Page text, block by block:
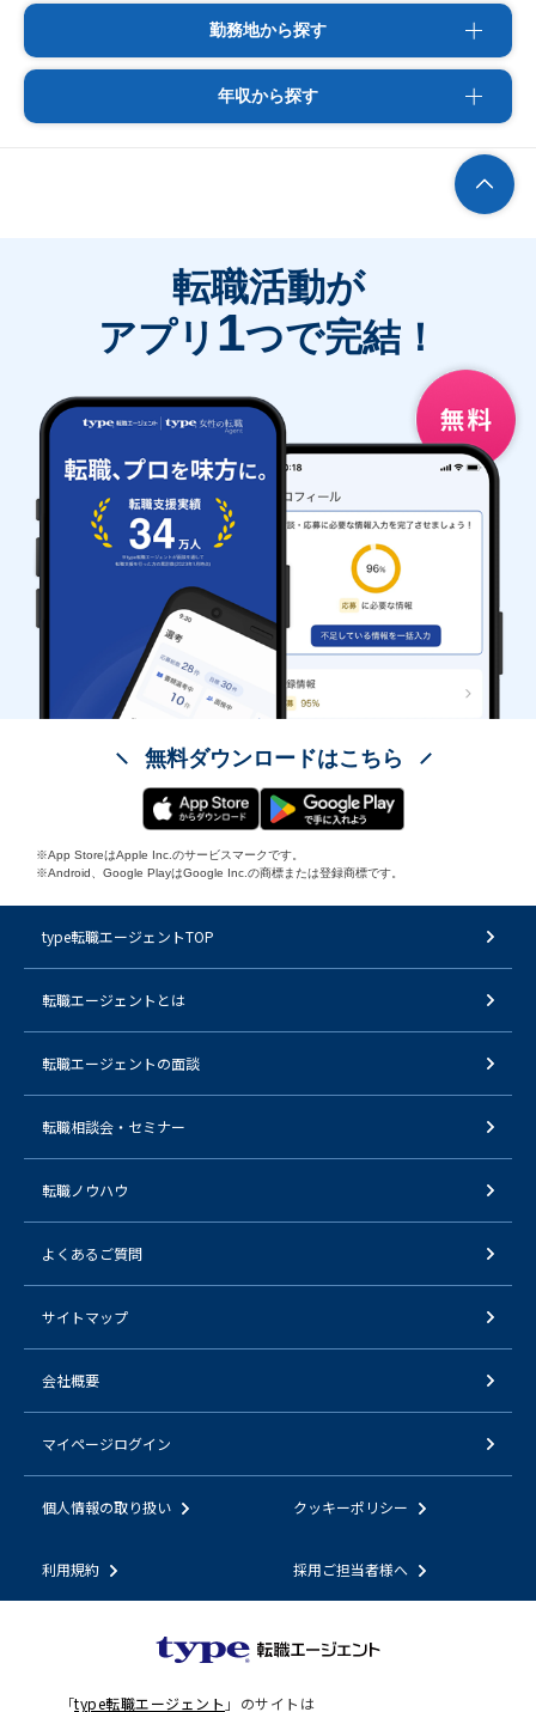
勤務地から探す
年収から探す
転職活動が
アプリ 1つで完結！
無料ダウンロードはこちら
※App StoreはApple Inc.のサービスマークです。
※Android、Google PlayはGoogle Inc.の商標または登録商標です。
type転職エージェントTOP
転職エージェントとは
転職エージェントの面談
転職相談会・セミナー
転職ノウハウ
よくあるご質問
サイトマップ
会社概要
マイページログイン
個人情報の取り扱い クッキーポリシー
利用規約 採用ご担当者様へ
「type転職エージェント 」のサイトは